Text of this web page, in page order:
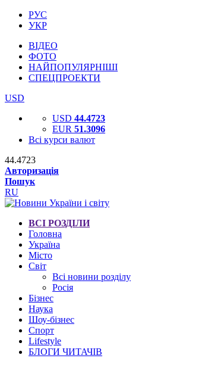
РУС
УКР
ВІДЕО
ФОТО
НАЙПОПУЛЯРНІШІ
СПЕЦПРОЕКТИ
USD
USD 44.4723
EUR 51.3096
Всі курси валют
44.4723
Авторизація
Пошук
RU
ВСІ РОЗДІЛИ
Головна
Україна
Місто
Світ
Всі новини розділу
Росія
Бізнес
Наука
Шоу-бізнес
Спорт
Lifestyle
БЛОГИ ЧИТАЧІВ